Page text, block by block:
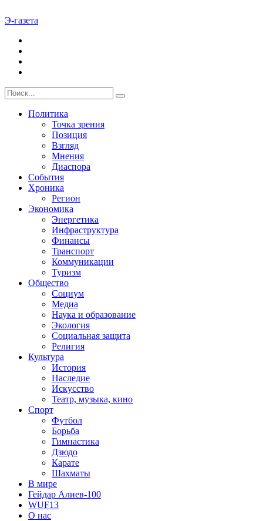
Э-газета
Политика
Точка зрения
Позиция
Взгляд
Мнения
Диаспора
События
Хроника
Регион
Экономика
Энергетика
Инфраструктура
Финансы
Транспорт
Коммуникации
Туризм
Общество
Социум
Медиа
Наука и образование
Экология
Социальная защита
Религия
Культура
История
Наследие
Искусство
Театр, музыка, кино
Спорт
Футбол
Борьба
Гимнастика
Дзюдо
Карате
Шахматы
В мире
Гейдар Алиев-100
WUF13
О нас